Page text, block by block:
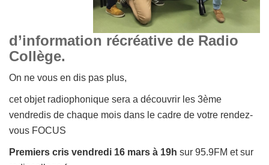
d’information récréative de Radio
Collège.
On ne vous en dis pas plus,
cet objet radiophonique sera a découvrir les 3ème
vendredis de chaque mois dans le cadre de votre rendez-
vous FOCUS
Premiers cris vendredi 16 mars à 19h sur 95.9FM et sur